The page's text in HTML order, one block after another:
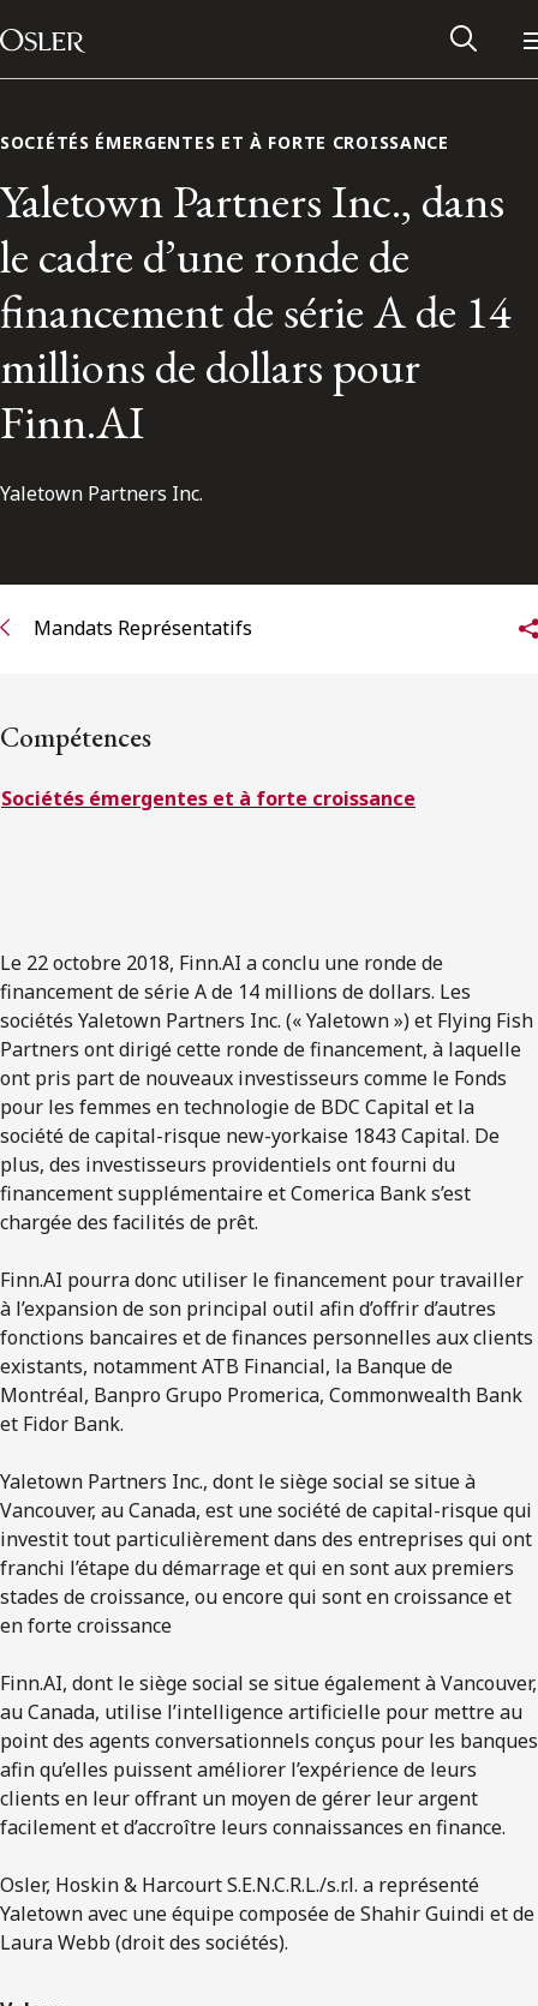
Passer au contenu
Main Navigation
Contactez-nous
S’abonner aux articles Osler
SOCIÉTÉS ÉMERGENTES ET À FORTE CROISSANCE
Yaletown Partners Inc., dans
le cadre d’une ronde de
financement de série A de 14
millions de dollars pour
Finn.AI
Yaletown Partners Inc.
Mandats Représentatifs
Compétences
Sociétés émergentes et à forte croissance
Le 22 octobre 2018, Finn.AI a conclu une ronde de
financement de série A de 14 millions de dollars. Les
sociétés Yaletown Partners Inc. (« Yaletown ») et Flying Fish
Partners ont dirigé cette ronde de financement, à laquelle
ont pris part de nouveaux investisseurs comme le Fonds
pour les femmes en technologie de BDC Capital et la
société de capital-risque new-yorkaise 1843 Capital. De
plus, des investisseurs providentiels ont fourni du
financement supplémentaire et Comerica Bank s’est
chargée des facilités de prêt.
Finn.AI pourra donc utiliser le financement pour travailler
à l’expansion de son principal outil afin d’offrir d’autres
fonctions bancaires et de finances personnelles aux clients
existants, notamment ATB Financial, la Banque de
Montréal, Banpro Grupo Promerica, Commonwealth Bank
et Fidor Bank.
Yaletown Partners Inc., dont le siège social se situe à
Vancouver, au Canada, est une société de capital-risque qui
investit tout particulièrement dans des entreprises qui ont
franchi l’étape du démarrage et qui en sont aux premiers
stades de croissance, ou encore qui sont en croissance et
en forte croissance
Finn.AI, dont le siège social se situe également à Vancouver,
au Canada, utilise l’intelligence artificielle pour mettre au
point des agents conversationnels conçus pour les banques
afin qu’elles puissent améliorer l’expérience de leurs
clients en leur offrant un moyen de gérer leur argent
facilement et d’accroître leurs connaissances en finance.
Osler, Hoskin & Harcourt S.E.N.C.R.L./s.r.l. a représenté
Yaletown avec une équipe composée de Shahir Guindi et de
Laura Webb (droit des sociétés).